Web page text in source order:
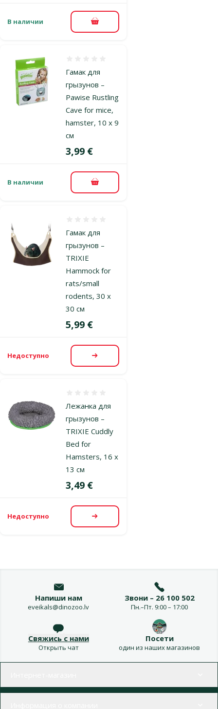
В наличии В корзину
Гамак для
грызунов –
Pawise Rustling
Cave for mice,
hamster, 10 x 9
см
Цена
3,99 €
В наличии В корзину
Гамак для
грызунов –
TRIXIE
Hammock for
rats/small
rodents, 30 x
30 см
Цена
5,99 €
Недоступно Посмотреть
Лежанка для
грызунов –
TRIXIE Cuddly
Bed for
Hamsters, 16 x
13 см
Цена
3,49 €
Недоступно Посмотреть
Напиши нам
eveikals@dinozoo.lv
Звони – 26 100 502
Пн.–Пт. 9:00 – 17:00
Свяжись с нами
Открыть чат
Посети
один из наших магазинов